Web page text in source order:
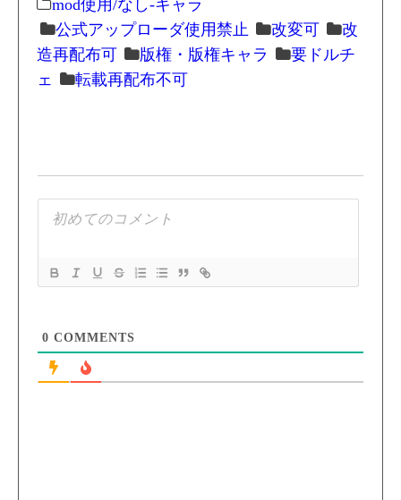
mod使用/なし-キャラ
公式アップローダ使用禁止
改変可
改
造再配布可
版権・版権キャラ
要ドルチ
ェ
転載再配布不可
0 COMMENTS